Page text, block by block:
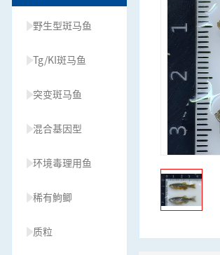
野生型斑马鱼
Tg/KI斑马鱼
突变斑马鱼
混合基因型
环境毒理用鱼
稀有鮈鲫
质粒